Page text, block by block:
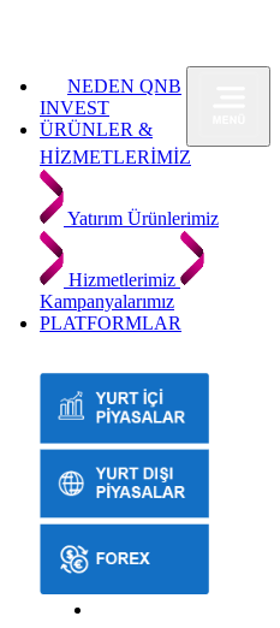
NEDEN QNB
INVEST
ÜRÜNLER &
HİZMETLERİMİZ
Yatırım Ürünlerimiz
Hizmetlerimiz
Kampanyalarımız
PLATFORMLAR